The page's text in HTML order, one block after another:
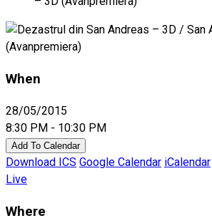
When
28/05/2015
8:30 PM - 10:30 PM
Add To Calendar
Download ICS Google Calendar iCalendar
Live
Where